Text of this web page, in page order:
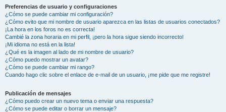
Preferencias de usuario y configuraciones
¿Cómo se puede cambiar mi configuración?
¿Cómo evito que mi nombre de usuario aparezca en las listas de usuarios conectados?
¡La hora en los foros no es correcta!
Cambié la zona horaria en mi perfil, ¡pero la hora sigue siendo incorrecto!
¡Mi idioma no está en la lista!
¿Qué es la imagen al lado de mi nombre de usuario?
¿Cómo puedo mostrar un avatar?
¿Cómo se puede cambiar mi rango?
Cuando hago clic sobre el enlace de e-mail de un usuario, ¡me pide que me registre!
Publicación de mensajes
¿Cómo puedo crear un nuevo tema o enviar una respuesta?
¿Cómo se puede editar o borrar un mensaje?